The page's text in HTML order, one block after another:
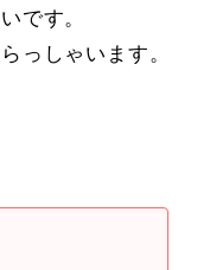
です。
っしゃいます。